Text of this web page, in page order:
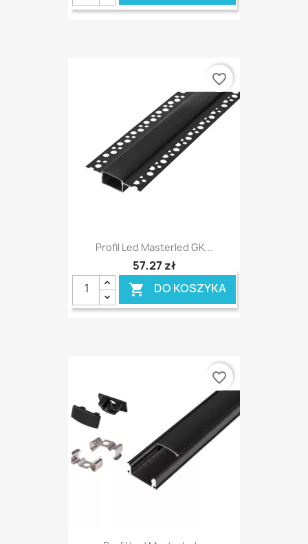
Profil Led Masterled GK...
57,27 zł
 DO KOSZYKA
favorite_border
favorite_border